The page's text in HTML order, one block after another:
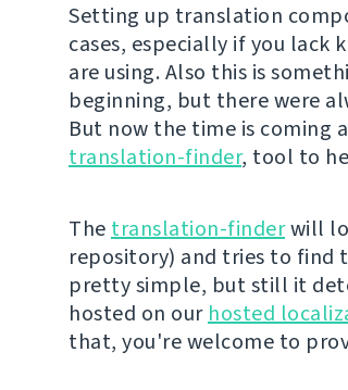
Setting up translation
cases, especially if you
are using. Also this is
beginning, but there were
But now the time is coming
translation-finder, tool to
The translation-finderwill
repository) and tries to find
pretty simple, but still it
hosted on our hosted
that, you're welcome to